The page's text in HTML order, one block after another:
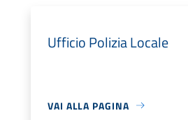
Ufficio Polizia Locale
VAI ALLA PAGINA